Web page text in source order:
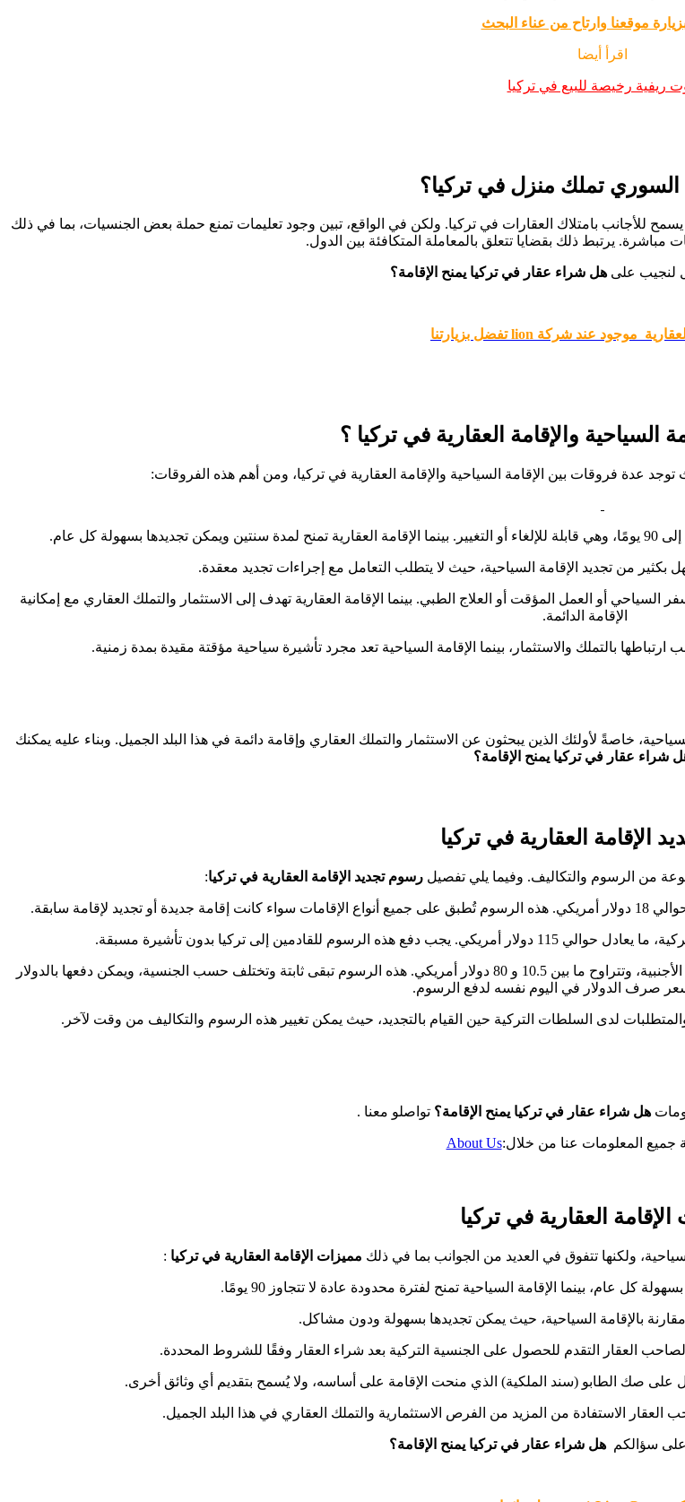
موقعنا وارتاح من عناء البحث
اقرأ أيضا
ريفية رخيصة للبيع في تركيا
تملك منزل في تركيا؟
التركي يسمح للأجانب بامتلاك العقارات في تركيا. ولكن في الواقع، تبين وجود تعليمات تمنع حملة بعض الجنسيات، بما في ذلك
مباشرة. يرتبط ذلك بقضايا تتعلق بالمعاملة المتكافئة بين الدول.
لنجيب علىهل شراء عقار في تركيا يمنح الإقامة؟
موجود عند شركة lion تفضل بزيارتنا
السياحية والإقامة العقارية في تركيا ؟
توجد عدة فروقات بين الإقامة السياحية والإقامة العقارية في تركيا، ومن أهم هذه الفروقات:
كل عام.
بكثير من تجديد الإقامة السياحية، حيث لا يتطلب التعامل مع إجراءات تجديد معقدة.
أو العمل المؤقت أو العلاج الطبي. بينما الإقامة العقارية تهدف إلى الاستثمار والتملك العقاري مع إمكانية
الإقامة الدائمة.
ارتباطها بالتملك والاستثمار، بينما الإقامة السياحية تعد مجرد تأشيرة سياحية مؤقتة مقيدة بمدة زمنية.
خاصةً لأولئك الذين يبحثون عن الاستثمار والتملك العقاري وإقامة دائمة في هذا البلد الجميل. وبناء عليه يمكنك
شراء عقار في تركيا يمنح الإقامة؟
الإقامة العقارية في تركيا
من الرسوم والتكاليف. وفيما يلي تفصيل رسوم تجديد الإقامة العقارية في تركيا:
رسوم خاصة بالجنسيات الأجنبية: تتفاوت رسوم الإقامة العقارية بالنسبة للجنسيات الأجنبية، وتتراوح ما بين 10.5 و 80 دولار أمريكي. هذه الرسوم تبقى ثابتة وتختلف حسب الجنسية، ويمكن دفعها بالدولار
صرف الدولار في اليوم نفسه لدفع الرسوم.
لدى السلطات التركية حين القيام بالتجديد، حيث يمكن تغيير هذه الرسوم والتكاليف من وقت لآخر.
هل شراء عقار في تركيا يمنح الإقامة؟تواصلو معنا .
جميع المعلومات عنا من خلال:About Us
العقارية في تركيا
ولكنها تتفوق في العديد من الجوانب بما في ذلك مميزات الإقامة العقارية في تركيا :
كل عام، بينما الإقامة السياحية تمنح لفترة محدودة عادة لا تتجاوز 90 يومًا.
مقارنة بالإقامة السياحية، حيث يمكن تجديدها بسهولة ودون مشاكل.
على صك الطابو (سند الملكية) الذي منحت الإقامة على أساسه، ولا يُسمح بتقديم أي وثائق أخرى.
العقار الاستفادة من المزيد من الفرص الاستثمارية والتملك العقاري في هذا البلد الجميل.
على سؤالكم هل شراء عقار في تركيا يمنح الإقامة؟